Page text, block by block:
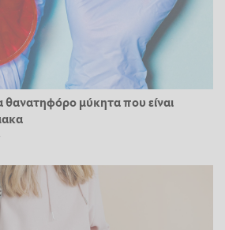
μύκητα που είναι